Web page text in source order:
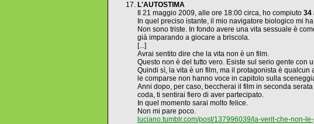
L'AUTOSTIMA
Il 21 maggio 2009, alle ore 18:00 circa, ho compiuto 34
In quel preciso istante, il mio navigatore biologico mi
Non sono triste. In fondo avere una vita sessuale è
già imparando a giocare a briscola.
[...]
Avrai sentito dire che la vita non è un film.
Questo non è del tutto vero. Esiste sul serio gente con
Quindi sì, la vita è un film, ma il protagonista è
le comparse non hanno voce in capitolo sulla
Anni dopo, per caso, beccherai il film in seconda
coda, ti sentirai fiero di aver partecipato.
In quel momento sarai molto felice.
Non mi pare poco.
luciano.tumblr.com/post/137996039/la-verit-che-non-